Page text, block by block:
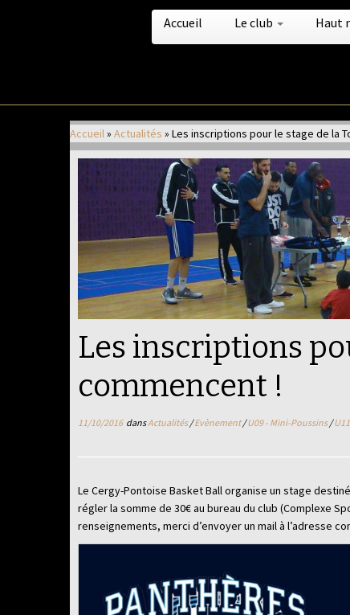
Accueil Le club Haut
Accueil» Actualités » Les inscriptions pour le stage de la
Les inscriptions
commencent !
11/10/2016dansActualités/Evènement/U09 - Mini-Poussins/
Le Cergy-Pontoise Basket Ball organise un stage
régler la somme de 30€ au bureau du club (Complexe
renseignements, merci d’envoyer un mail à l’adresse